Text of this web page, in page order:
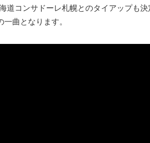
道コンサドーレ札幌とのタイアップも
曲となります。